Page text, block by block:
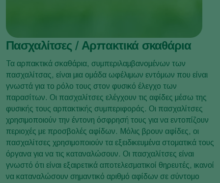
Πασχαλίτσες / Αρπακτικά σκαθάρια
Τα αρπακτικά σκαθάρια, συμπεριλαμβανομένων των
πασχαλίτσας, είναι μια ομάδα ωφέλιμων εντόμων που είναι
γνωστά για το ρόλο τους στον φυσικό έλεγχο των
παρασίτων. Οι πασχαλίτσες ελέγχουν τις αφίδες μέσω της
φυσικής τους αρπακτικής συμπεριφοράς. Οι πασχαλίτσες
χρησιμοποιούν την έντονη όσφρησή τους για να εντοπίζουν
περιοχές με προσβολές αφίδων. Μόλις βρουν αφίδες, οι
πασχαλίτσες χρησιμοποιούν τα εξειδικευμένα στοματικά τους
όργανα για να τις καταναλώσουν. Οι πασχαλίτσες είναι
γνωστό ότι είναι εξαιρετικά αποτελεσματικοί θηρευτές, ικανοί
να καταναλώσουν σημαντικό αριθμό αφίδων σε σύντομο